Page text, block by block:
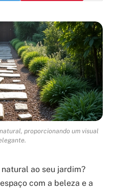
proporcionando um visual
ao seu jardim?
com a beleza e a